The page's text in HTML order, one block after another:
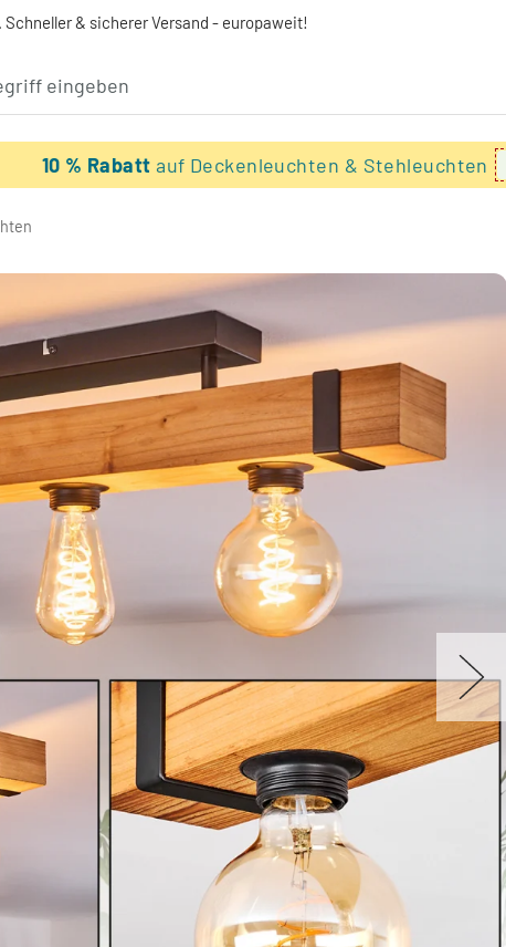
& sicherer Versand - europaweit!
10 % Rabattauf Deckenleuchten & Stehleuchten